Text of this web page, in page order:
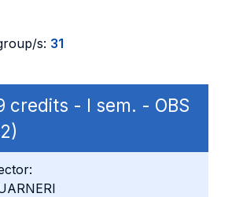
s: 31
credits - I sem. - OBS